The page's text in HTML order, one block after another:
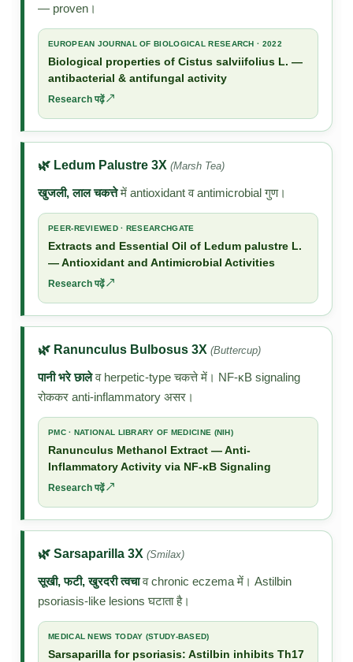
— proven।
EUROPEAN JOURNAL OF BIOLOGICAL RESEARCH · 2022
Biological properties of Cistus salviifolius L. —
antibacterial & antifungal activity
Research पढ़ें ↗
🌿 Ledum Palustre 3X (Marsh Tea)
खुजली, लाल चकत्तेमें antioxidant व antimicrobial गुण।
PEER-REVIEWED · RESEARCHGATE
Extracts and Essential Oil of Ledum palustre L.
— Antioxidant and Antimicrobial Activities
Research पढ़ें ↗
🌿 Ranunculus Bulbosus 3X (Buttercup)
पानी भरे छालेव herpetic-type चकत्ते में। NF-κB signaling
रोककर anti-inflammatory असर।
PMC · NATIONAL LIBRARY OF MEDICINE (NIH)
Ranunculus Methanol Extract — Anti-
Inflammatory Activity via NF-κB Signaling
Research पढ़ें ↗
🌿 Sarsaparilla 3X (Smilax)
सूखी, फटी, खुरदरी त्वचाव chronic eczema में। Astilbin
psoriasis-like lesions घटाता है।
MEDICAL NEWS TODAY (STUDY-BASED)
Sarsaparilla for psoriasis: Astilbin inhibits Th17